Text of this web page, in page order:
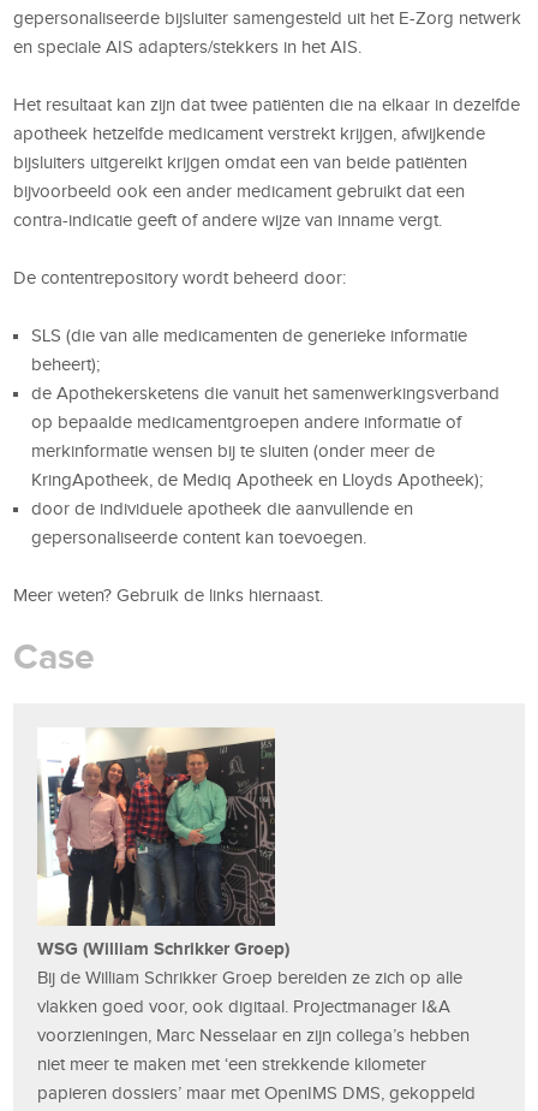
gepersonaliseerde bijsluiter samengesteld uit het E-Zorg netwerk
en speciale AIS adapters/stekkers in het AIS.
Het resultaat kan zijn dat twee patiënten die na elkaar in dezelfde
apotheek hetzelfde medicament verstrekt krijgen, afwijkende
bijsluiters uitgereikt krijgen omdat een van beide patiënten
bijvoorbeeld ook een ander medicament gebruikt dat een
contra-indicatie geeft of andere wijze van inname vergt.
De contentrepository wordt beheerd door:
SLS (die van alle medicamenten de generieke informatie
beheert);
de Apothekersketens die vanuit het samenwerkingsverband
op bepaalde medicamentgroepen andere informatie of
merkinformatie wensen bij te sluiten (onder meer de
KringApotheek, de Mediq Apotheek en Lloyds Apotheek);
door de individuele apotheek die aanvullende en
gepersonaliseerde content kan toevoegen.
Meer weten? Gebruik de links hiernaast.
Case
WSG (William Schrikker Groep)
Bij de William Schrikker Groep bereiden ze zich op alle
vlakken goed voor, ook digitaal. Projectmanager I&A
voorzieningen, Marc Nesselaar en zijn collega’s hebben
niet meer te maken met ‘een strekkende kilometer
papieren dossiers’ maar met OpenIMS DMS, gekoppeld